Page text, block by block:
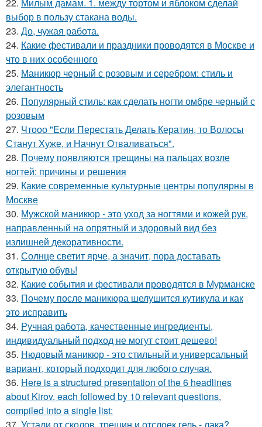
выбор в пользу стакана воды.
23. До, чужая работа.
24. Какие фестивали и праздники проводятся в Москве и
что в них особенного
25. Маникюр черный с розовым и серебром: стиль и
элегантность
26. Популярный стиль: как сделать ногти омбре черный с
розовым
27. Чтооо "Если Перестать Делать Кератин, то Волосы
Станут Хуже, и Начнут Отваливаться".
28. Почему появляются трещины на пальцах возле
ногтей: причины и решения
29. Какие современные культурные центры популярны в
Москве
30. Мужской маникюр - это уход за ногтями и кожей рук,
направленный на опрятный и здоровый вид без
излишней декоративности.
31. Солнце светит ярче, а значит, пора доставать
открытую обувь!
32. Какие события и фестивали проводятся в Мурманске
33. Почему после маникюра шелушится кутикула и как
это исправить
34. Ручная работа, качественные ингредиенты,
индивидуальный подход не могут стоит дешево!
35. Нюдовый маникюр - это стильный и универсальный
вариант, который подходит для любого случая.
36. Here is a structured presentation of the 6 headlines
about Kirov, each followed by 10 relevant questions,
compiled into a single list: